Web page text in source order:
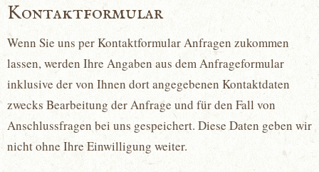
Kontaktformular
Wenn Sie uns per Kontaktformular Anfragen zukommen
lassen, werden Ihre Angaben aus dem Anfrageformular
inklusive der von Ihnen dort angegebenen Kontaktdaten
zwecks Bearbeitung der Anfrage und für den Fall von
Anschlussfragen bei uns gespeichert. Diese Daten geben wir
nicht ohne Ihre Einwilligung weiter.